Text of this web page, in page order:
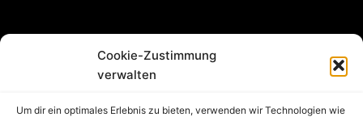
Cookie-Zustimmung
verwalten
Um dir ein optimales Erlebnis zu bieten, verwenden wir Technologien wie